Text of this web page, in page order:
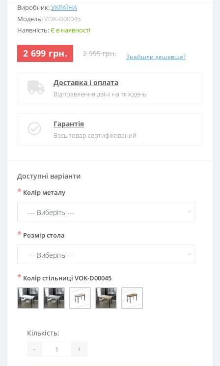
Виробник:УКРАЇНА
Модель:VOK-D00045
Наявність:Є в наявності
2 699 грн. 2 999 грн. Знайшли дешевше?
Доставка і оплата
Відправлення двічі на тиждень
Гарантія
Весь товар сертифікований
Доступні варіанти
* Колір металу
* Розмір стола
* Колір стільниці VOK-D00045
Кількість:
- +